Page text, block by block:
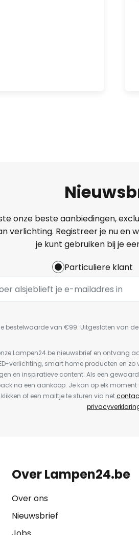
onze beste aanbiedingen,
verlichting. Registreer je nu en
je kunt gebruiken bij je
Particuliere klant
bestelwaarde van €99. Uitgesloten van
Lampen24.be nieuwsbrief en ontvang
verlichting, smart home producten en
en inspiratieve content. Als een
na een aankoop. Je kan op elk
of een mailtje te sturen via het
Over Lampen24.be
Over ons
Nieuwsbrief